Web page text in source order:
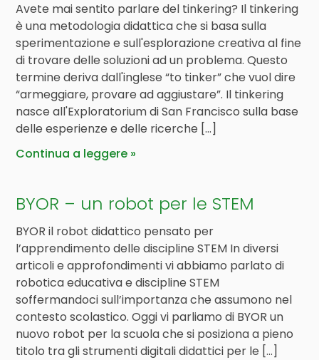
Avete mai sentito parlare del tinkering? Il tinkering
è una metodologia didattica che si basa sulla
sperimentazione e sull'esplorazione creativa al fine
di trovare delle soluzioni ad un problema. Questo
termine deriva dall'inglese “to tinker” che vuol dire
“armeggiare, provare ad aggiustare”. Il tinkering
nasce all'Exploratorium di San Francisco sulla base
delle esperienze e delle ricerche […]
Continua a leggere
BYOR – un robot per le STEM
BYOR il robot didattico pensato per
l’apprendimento delle discipline STEM In diversi
articoli e approfondimenti vi abbiamo parlato di
robotica educativa e discipline STEM
soffermandoci sull’importanza che assumono nel
contesto scolastico. Oggi vi parliamo di BYOR un
nuovo robot per la scuola che si posiziona a pieno
titolo tra gli strumenti digitali didattici per le […]